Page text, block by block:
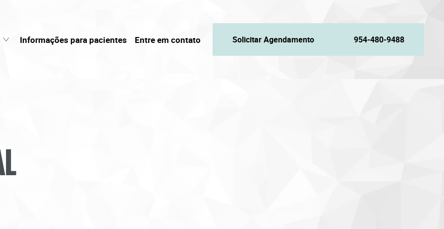
Informações para pacientes Entre em contato Solicitar Agendamento 954-480-9488